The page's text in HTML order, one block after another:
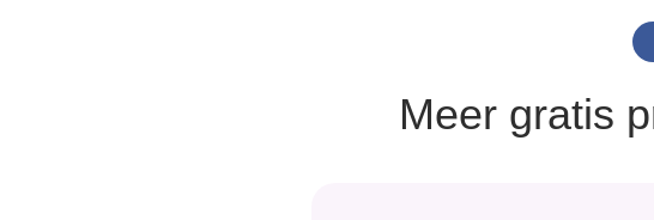
Meer gratis